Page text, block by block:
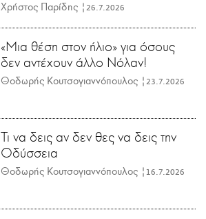
Χρήστος Παρίδης | 26.7.2026
«Μια θέση στον ήλιο» για όσους
δεν αντέχουν άλλο Νόλαν!
Θοδωρής Κουτσογιαννόπουλος | 23.7.2026
Τι να δεις αν δεν θες να δεις την
Οδύσσεια
Θοδωρής Κουτσογιαννόπουλος | 16.7.2026